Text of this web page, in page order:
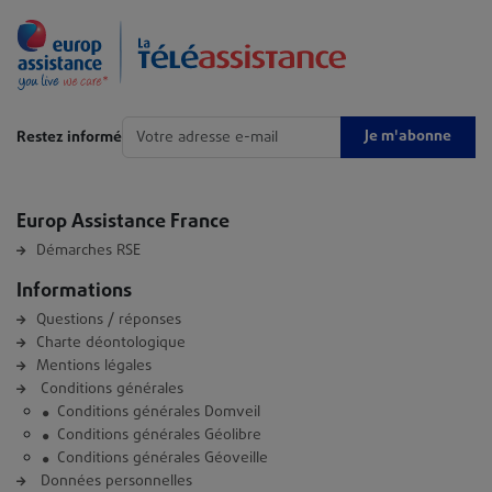
Restez informé Je m'abonne
Europ Assistance France
Démarches RSE
Informations
Questions / réponses
Charte déontologique
Mentions légales
Conditions générales
Conditions générales Domveil
Conditions générales Géolibre
Conditions générales Géoveille
Données personnelles